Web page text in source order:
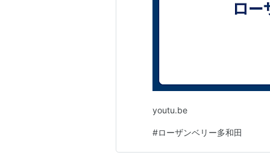
youtu.be
#ローザンベリー多和田